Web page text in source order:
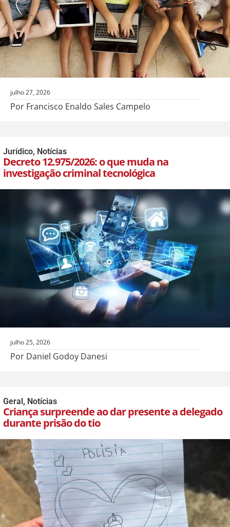
julho 27, 2026
Por Francisco Enaldo Sales Campelo
Jurídico, Notícias
Decreto 12.975/2026: o que muda na
investigação criminal tecnológica
julho 25, 2026
Por Daniel Godoy Danesi
Geral, Notícias
Criança surpreende ao dar presente a delegado
durante prisão do tio